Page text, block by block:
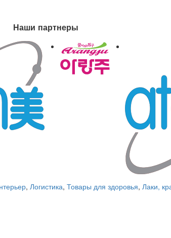
Наши партнеры
, Логистика, Товары для здоровья, Лаки,